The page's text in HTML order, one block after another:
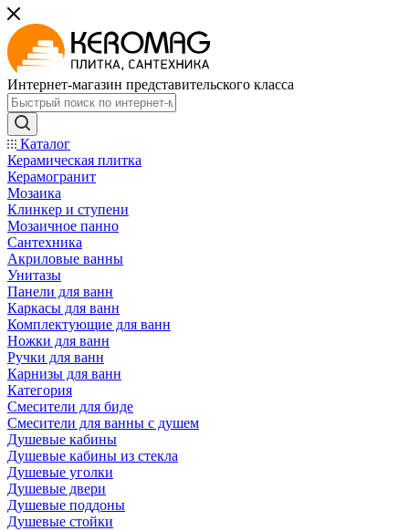
Интернет-магазин представительского класса
Каталог
Керамическая плитка
Керамогранит
Мозаика
Клинкер и ступени
Мозаичное панно
Сантехника
Акриловые ванны
Унитазы
Панели для ванн
Каркасы для ванн
Комплектующие для ванн
Ножки для ванн
Ручки для ванн
Карнизы для ванн
Категория
Смесители для биде
Смесители для ванны с душем
Душевые кабины
Душевые кабины из стекла
Душевые уголки
Душевые двери
Душевые поддоны
Душевые стойки